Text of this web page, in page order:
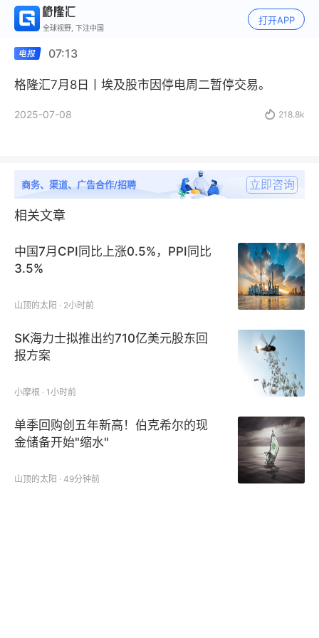
全球视野, 下注中国
打开APP
07:13
格隆汇7月8日丨埃及股市因停电周二暂停交易。
2025-07-08  218.8k
商务、渠道、广告合作/招聘 立即咨询
相关文章
中国7月CPI同比上涨0.5%，PPI同比
3.5%
山顶的太阳 · 2小时前
SK海力士拟推出约710亿美元股东回
报方案
小摩根 · 1小时前
单季回购创五年新高！伯克希尔的现
金储备开始"缩水"
山顶的太阳 · 49分钟前